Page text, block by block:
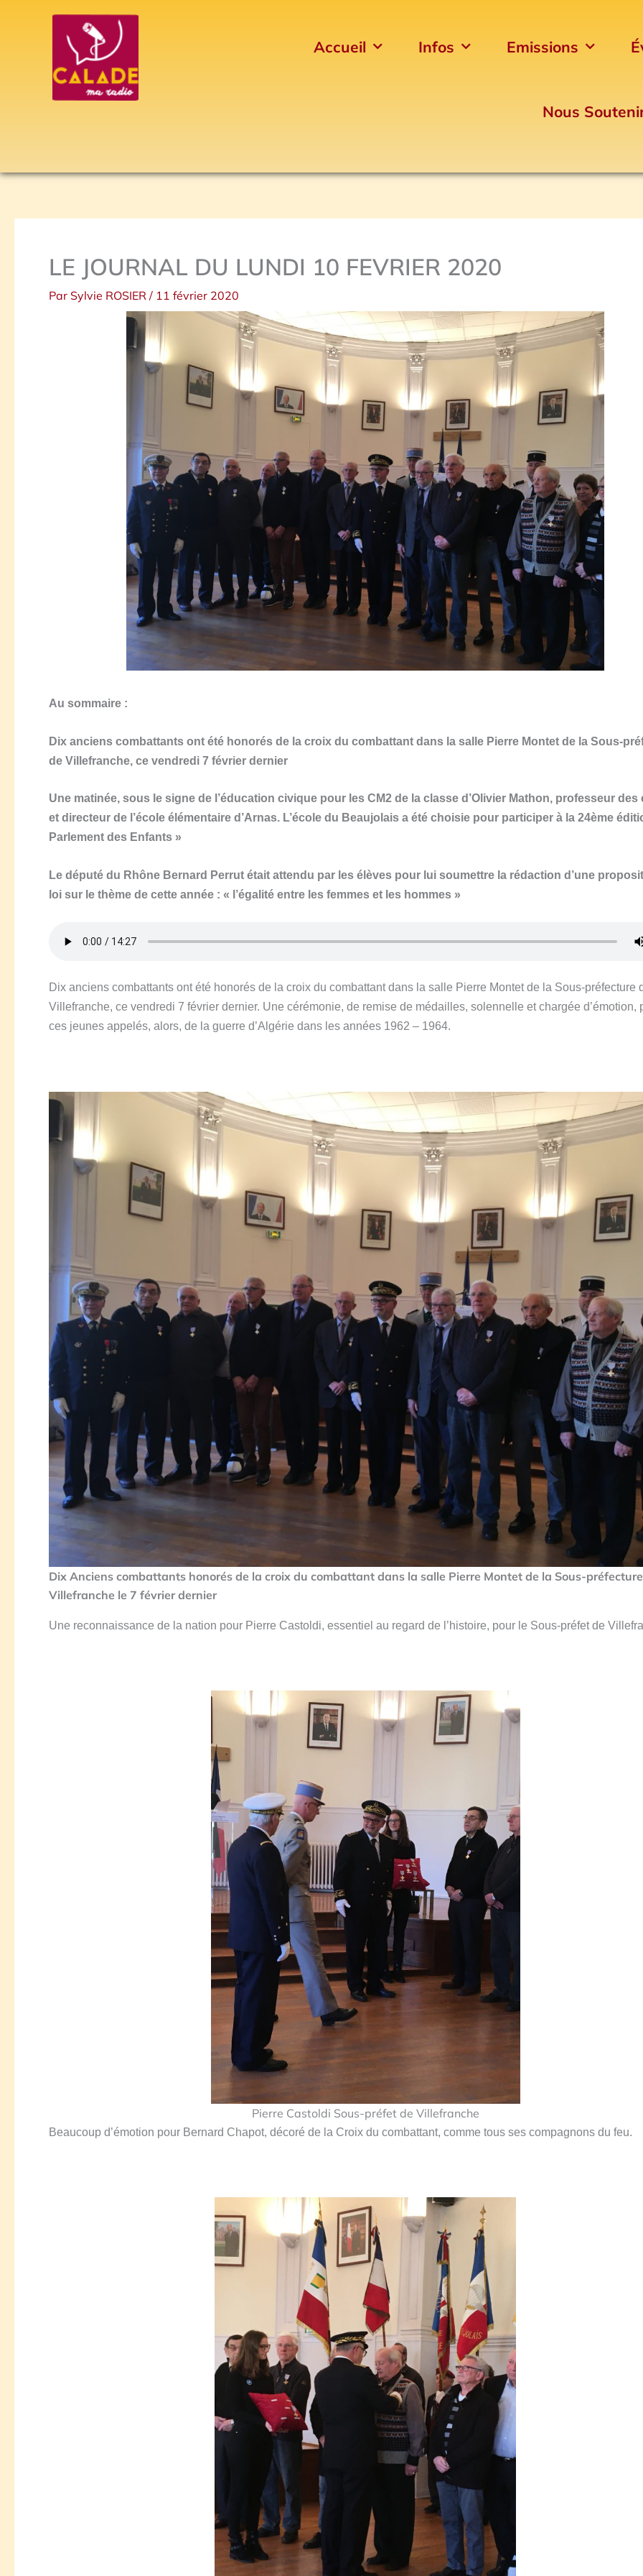
Accueil Infos Emissions
Nous
LE JOURNAL DU LUNDI 10 FEVRIER 2020
Par Sylvie ROSIER / 11 février 2020
Au sommaire :
Dix anciens combattants ont été honorés de la croix du combattant dans la salle Pierre Montet de la Sous-
de Villefranche, ce vendredi 7 février dernier
Une matinée, sous le signe de l’éducation civique pour les CM2 de la classe d’Olivier Mathon, professeur des
et directeur de l’école élémentaire d’Arnas. L’école du Beaujolais a été choisie pour participer à la 24ème
Parlement des Enfants »
Le député du Rhône Bernard Perrut était attendu par les élèves pour lui soumettre la rédaction d’une
loi sur le thème de cette année : « l’égalité entre les femmes et les hommes »
Dix anciens combattants ont été honorés de la croix du combattant dans la salle Pierre Montet de la Sous-préfecture
Villefranche, ce vendredi 7 février dernier. Une cérémonie, de remise de médailles, solennelle et chargée d’émotion,
ces jeunes appelés, alors, de la guerre d’Algérie dans les années 1962 – 1964.
Dix Anciens combattants honorés de la croix du combattant dans la salle Pierre Montet de la Sous-
Villefranche le 7 février dernier
Une reconnaissance de la nation pour Pierre Castoldi, essentiel au regard de l’histoire, pour le Sous-préfet de
Pierre Castoldi Sous-préfet de Villefranche
Beaucoup d’émotion pour Bernard Chapot, décoré de la Croix du combattant, comme tous ses compagnons du feu.